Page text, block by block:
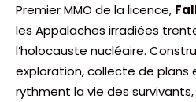
Premier MMO de la licence,
les Appalaches irradiées
l’holocauste nucléaire.
exploration, collecte de plans
rythment la vie des